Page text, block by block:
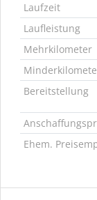
Laufzeit
Laufleistung
Mehrkilometer
Bereitstellung
Ehem.